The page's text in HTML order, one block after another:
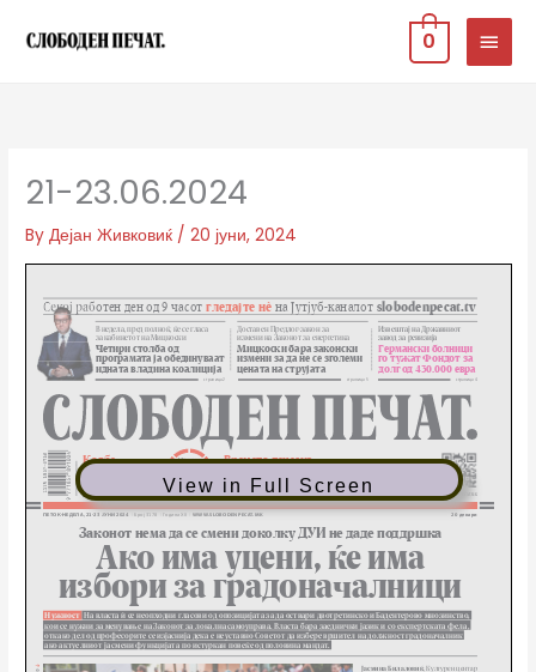
MAIN
0
21-23.06.2024
ByДејан Живковиќ /20 јуни, 2024
View in Full Screen